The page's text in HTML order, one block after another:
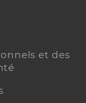
et des